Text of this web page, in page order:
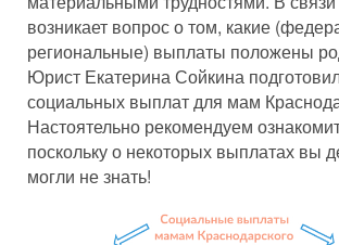
возникает вопрос о том, какие
региональные) выплаты положены
Юрист Екатерина Сойкина
социальных выплат для мам
Настоятельно рекомендуем
поскольку о некоторых выплатах вы
могли не знать!